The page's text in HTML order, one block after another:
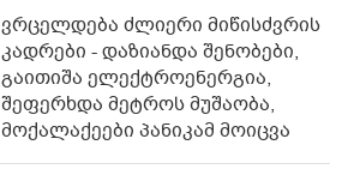
ვრცელდება ძლიერი მიწისძვრის
კადრები - დაზიანდა შენობები,
გაითიშა ელექტროენერგია,
შეფერხდა მეტროს მუშაობა,
მოქალაქეები პანიკამ მოიცვა